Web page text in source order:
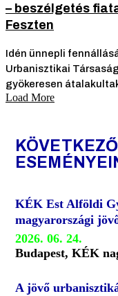
– beszélgetés
Feszten
Idén ünnepli
Urbanisztikai
gyökeresen
Load More
KÖVETKEZŐ
KÉK Est Alföldi
magyarországi
2026. 06. 24.
Budapest, KÉK
A jövő